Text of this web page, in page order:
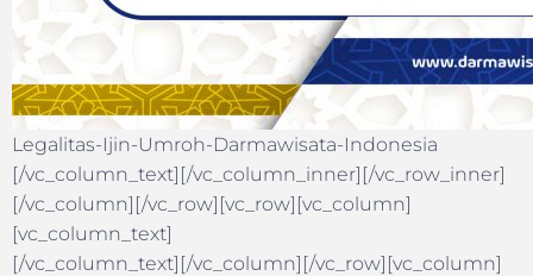
Legalitas-Ijin-Umroh-Darmawisata-Indonesia
[/vc_column_text][/vc_column_inner][/vc_row_inner]
[/vc_column][/vc_row][vc_row][vc_column]
[vc_column_text]
[/vc_column_text][/vc_column][/vc_row][vc_column]